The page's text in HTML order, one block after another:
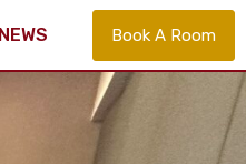
NEWS Book A Room